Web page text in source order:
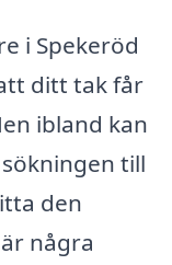
i Spekeröd
ditt tak får
ibland kan
till
den
några